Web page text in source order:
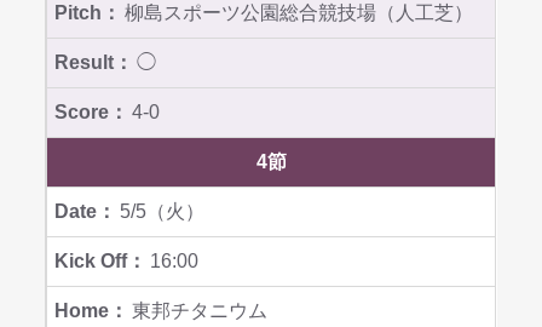
柳島スポーツ公園総合競技場（人工芝）
◯
4-0
4節
5/5（火）
16:00
東邦チタニウム